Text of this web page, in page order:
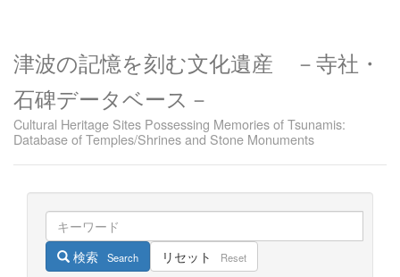
津波の記憶を刻む文化遺産 －寺社・
石碑データベース－
Cultural Heritage Sites Possessing Memories of Tsunamis:
Database of Temples/Shrines and Stone Monuments
検索 Search リセット Reset